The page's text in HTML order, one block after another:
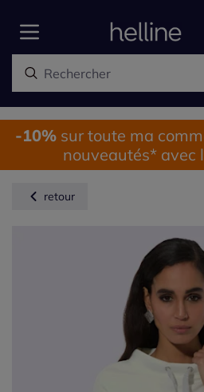
-10%sur toute ma
nouveautés* avec
retour